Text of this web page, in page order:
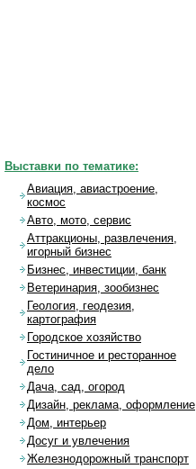
Выставки по тематике:
Авиация, авиастроение,
космос
Авто, мото, сервис
Аттракционы, развлечения,
игорный бизнес
Бизнес, инвестиции, банк
Ветеринария, зообизнес
Геология, геодезия,
картография
Городское хозяйство
Гостиничное и ресторанное
дело
Дача, сад, огород
Дизайн, реклама, оформление
Дом, интерьер
Досуг и увлечения
Железнодорожный транспорт